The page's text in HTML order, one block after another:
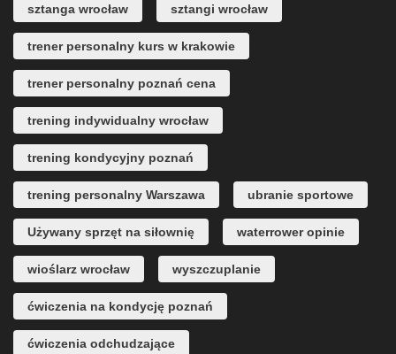
sztanga wrocław sztangi wrocław
trener personalny kurs w krakowie
trener personalny poznań cena
trening indywidualny wrocław
trening kondycyjny poznań
trening personalny Warszawa ubranie sportowe
Używany sprzęt na siłownię waterrower opinie
wioślarz wrocław wyszczuplanie
ćwiczenia na kondycję poznań
ćwiczenia odchudzające